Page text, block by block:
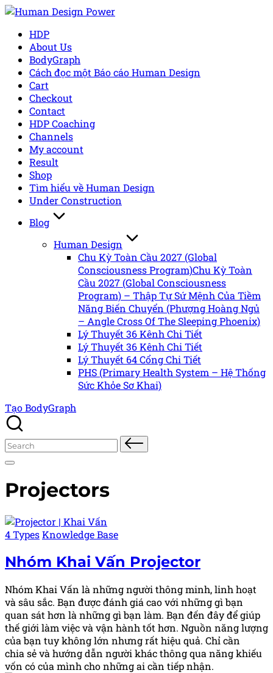
Skip
contentHDP
About Us
BodyGraph
Cách đọc một Báo cáo Human Design
Cart
Checkout
Contact
HDP Coaching
Channels
My account
Result
Shop
Tìm hiểu về Human Design
Under Construction
Blog
Human Design
Chu Kỳ Toàn Cầu 2027 (Global
Consciousness Program)Chu Kỳ Toàn
Cầu 2027 (Global Consciousness
Program) – Thập Tự Sứ Mệnh Của Tiềm
Năng Biến Chuyển (Phượng Hoàng Ngủ
– Angle Cross Of The Sleeping Phoenix)
Lý Thuyết 36 Kênh Chi Tiết
Lý Thuyết 36 Kênh Chi Tiết
Lý Thuyết 64 Cổng Chi Tiết
PHS (Primary Health System – Hệ Thống
Sức Khỏe Sơ Khai)
Tạo BodyGraph
Search
for:
Projectors
Posted
4 TypesKnowledge Base
Nhóm Khai Vấn Projector
Nhóm Khai Vấn là những người thông minh, linh hoạt
và sâu sắc. Bạn được đánh giá cao với những gì bạn
quan sát hơn là những gì bạn làm. Bạn đến đây để giúp
thế giới làm việc và vận hành tốt hơn. Nguồn năng lượng
của bạn tuy không lớn nhưng rất hiệu quả. Chỉ cần
chia sẻ và hướng dẫn người khác thông qua năng khiếu
vốn có của mình cho những ai cần tiếp nhận.